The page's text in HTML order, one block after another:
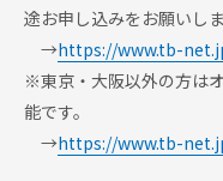
途お申し込みをお願いしま
→https://www.tb-
※東京・大阪以外の方は
能です。
→https://www.tb-